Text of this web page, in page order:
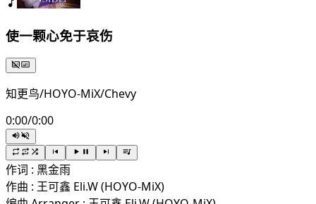
使一颗心免于哀伤
知更鸟/HOYO-MiX/Chevy
0:00/0:00
作词 : 黑金雨
作曲 : 王可鑫 Eli.W (HOYO-MiX)